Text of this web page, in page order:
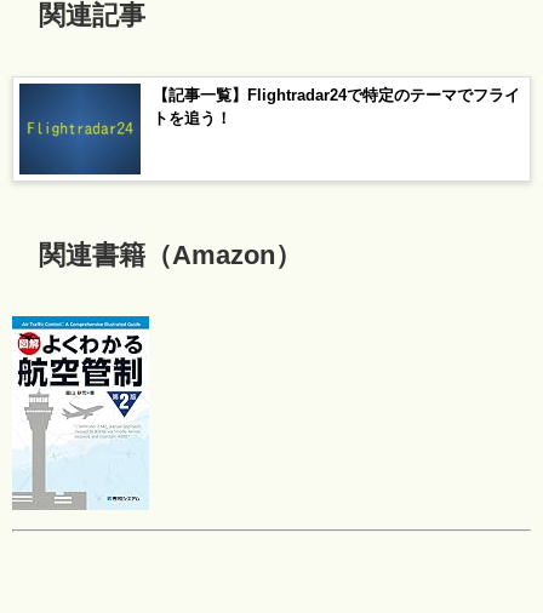
関連記事
【記事一覧】Flightradar24で特定のテーマでフライ
トを追う！
関連書籍（Amazon）